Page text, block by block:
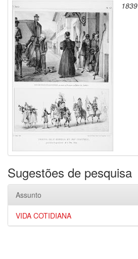
1839
Sugestões de pesquisa
Assunto
VIDA COTIDIANA